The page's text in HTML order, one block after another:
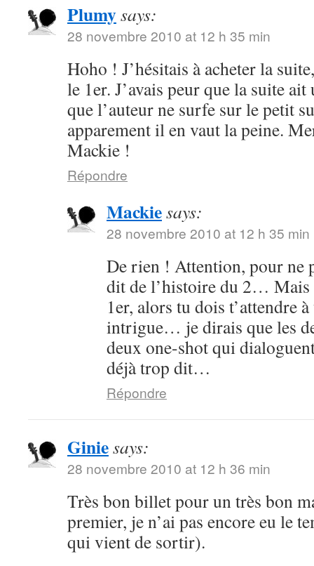
Plumysays:
28 novembre 2010 at 12 h 35 min
Hoho ! J’hésitais à acheter la
le 1er. J’avais peur que la suite
que l’auteur ne surfe sur le petit
apparement il en vaut la peine.
Mackie !
Répondre
Mackiesays:
28 novembre 2010 at 12 h 35 min
De rien ! Attention, pour ne
dit de l’histoire du 2… Mais
1er, alors tu dois t’attendre
intrigue… je dirais que les
deux one-shot qui
déjà trop dit…
Répondre
Giniesays:
28 novembre 2010 at 12 h 36 min
Très bon billet pour un très bon
premier, je n’ai pas encore eu le
qui vient de sortir).